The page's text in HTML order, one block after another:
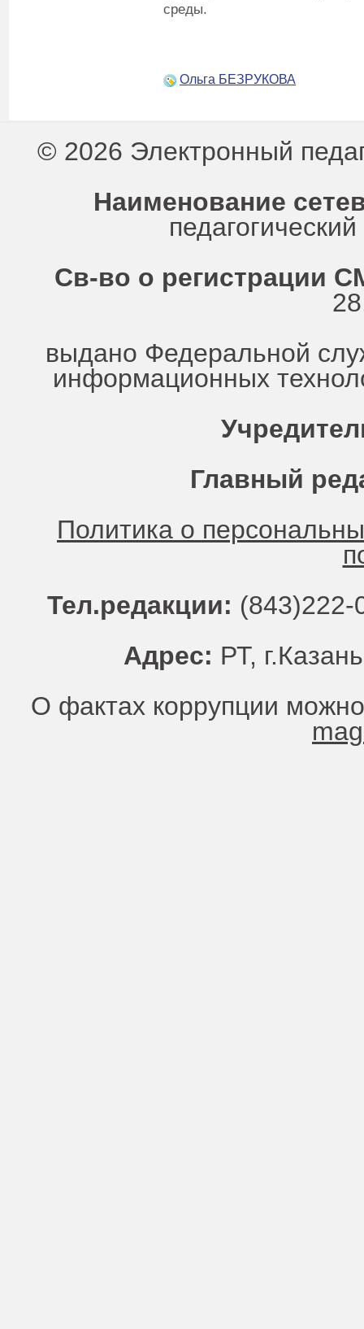
среды.
Ольга БЕЗРУКОВА
© 2026 Электронный
Наименование
Св-во о регистрации
выдано Федеральной
информационных
Главный
Политика о
Тел.редакции:
Адрес: РТ,
О фактах коррупции